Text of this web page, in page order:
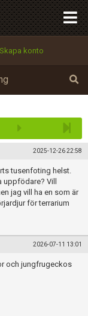
Skapa konto
2025-12-26 22:58
tusenfoting helst.
uppfödare? Vill
jag vill ha en som är
för terrarium
2026-07-11 13:01
och jungfrugeckos
till förstasidan